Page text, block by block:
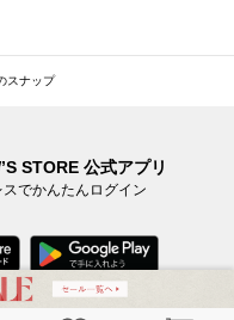
スナップ
STORE 公式アプリ
でかんたんログイン